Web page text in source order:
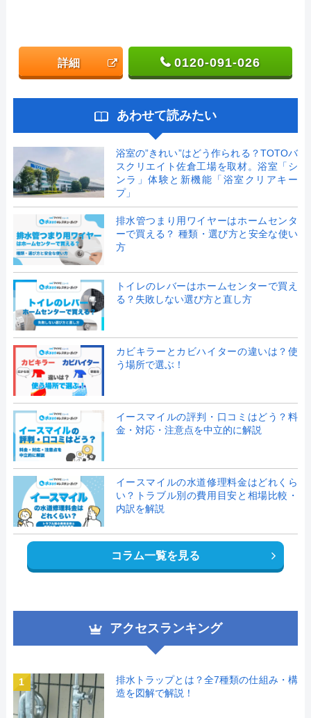
詳細 0120-091-026
あわせて読みたい
浴室の”きれい”はどう作られる？TOTOバ
スクリエイト佐倉工場を取材。浴室「シ
ンラ」体験と新機能「浴室クリアキー
プ」
排水管つまり用ワイヤーはホームセンタ
ーで買える？ 種類・選び方と安全な使い
方
トイレのレバーはホームセンターで買え
る？失敗しない選び方と直し方
カビキラーとカビハイターの違いは？使
う場所で選ぶ！
イースマイルの評判・口コミはどう？料
金・対応・注意点を中立的に解説
イースマイルの水道修理料金はどれくら
い？トラブル別の費用目安と相場比較・
内訳を解説
コラム一覧を見る
アクセスランキング
1
排水トラップとは？全7種類の仕組み・構
造を図解で解説！